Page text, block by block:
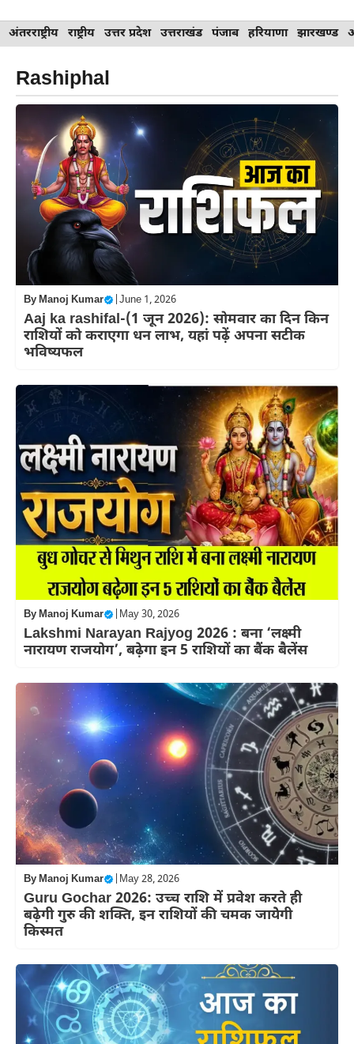
Skip
to
content
अंतरराष्ट्रीय राष्ट्रीय उत्तर प्रदेश उत्तराखंड पंजाब हरियाणा झारखण्ड
Rashiphal
ByManoj Kumar June 1, 2026
Aaj ka rashifal-(1 जून 2026): सोमवार का दिन किन
राशियों को कराएगा धन लाभ, यहां पढ़ें अपना सटीक
भविष्यफल
ByManoj Kumar May 30, 2026
Lakshmi Narayan Rajyog 2026 : बना ‘लक्ष्मी
नारायण राजयोग’, बढ़ेगा इन 5 राशियों का बैंक बैलेंस
ByManoj Kumar May 28, 2026
Guru Gochar 2026: उच्च राशि में प्रवेश करते ही
बढ़ेगी गुरु की शक्ति, इन राशियों की चमक जायेेगी
किस्मत